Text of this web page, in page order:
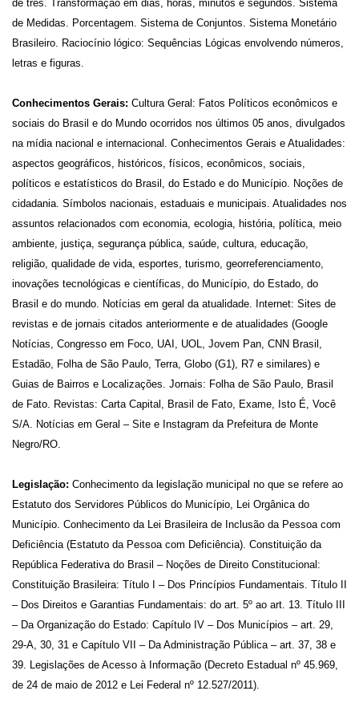
de três. Transformação em dias, horas, minutos e segundos. Sistema
de Medidas. Porcentagem. Sistema de Conjuntos. Sistema Monetário
Brasileiro. Raciocínio lógico: Sequências Lógicas envolvendo números,
letras e figuras.
Conhecimentos Gerais: Cultura Geral: Fatos Políticos econômicos e
sociais do Brasil e do Mundo ocorridos nos últimos 05 anos, divulgados
na mídia nacional e internacional. Conhecimentos Gerais e Atualidades:
aspectos geográficos, históricos, físicos, econômicos, sociais,
políticos e estatísticos do Brasil, do Estado e do Município. Noções de
cidadania. Símbolos nacionais, estaduais e municipais. Atualidades nos
assuntos relacionados com economia, ecologia, história, política, meio
ambiente, justiça, segurança pública, saúde, cultura, educação,
religião, qualidade de vida, esportes, turismo, georreferenciamento,
inovações tecnológicas e científicas, do Município, do Estado, do
Brasil e do mundo. Notícias em geral da atualidade. Internet: Sites de
revistas e de jornais citados anteriormente e de atualidades (Google
Notícias, Congresso em Foco, UAI, UOL, Jovem Pan, CNN Brasil,
Estadão, Folha de São Paulo, Terra, Globo (G1), R7 e similares) e
Guias de Bairros e Localizações. Jornais: Folha de São Paulo, Brasil
de Fato. Revistas: Carta Capital, Brasil de Fato, Exame, Isto É, Você
S/A. Notícias em Geral – Site e Instagram da Prefeitura de Monte
Negro/RO.
Legislação: Conhecimento da legislação municipal no que se refere ao
Estatuto dos Servidores Públicos do Município, Lei Orgânica do
Município. Conhecimento da Lei Brasileira de Inclusão da Pessoa com
Deficiência (Estatuto da Pessoa com Deficiência). Constituição da
República Federativa do Brasil – Noções de Direito Constitucional:
Constituição Brasileira: Título I – Dos Princípios Fundamentais. Título II
– Dos Direitos e Garantias Fundamentais: do art. 5º ao art. 13. Título III
– Da Organização do Estado: Capítulo IV – Dos Municípios – art. 29,
29-A, 30, 31 e Capítulo VII – Da Administração Pública – art. 37, 38 e
39. Legislações de Acesso à Informação (Decreto Estadual nº 45.969,
de 24 de maio de 2012 e Lei Federal nº 12.527/2011).